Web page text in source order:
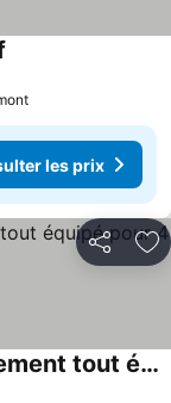
les prix
Partager
Le Dom Place Stanislas appartement tout équipé pour 4 personnes